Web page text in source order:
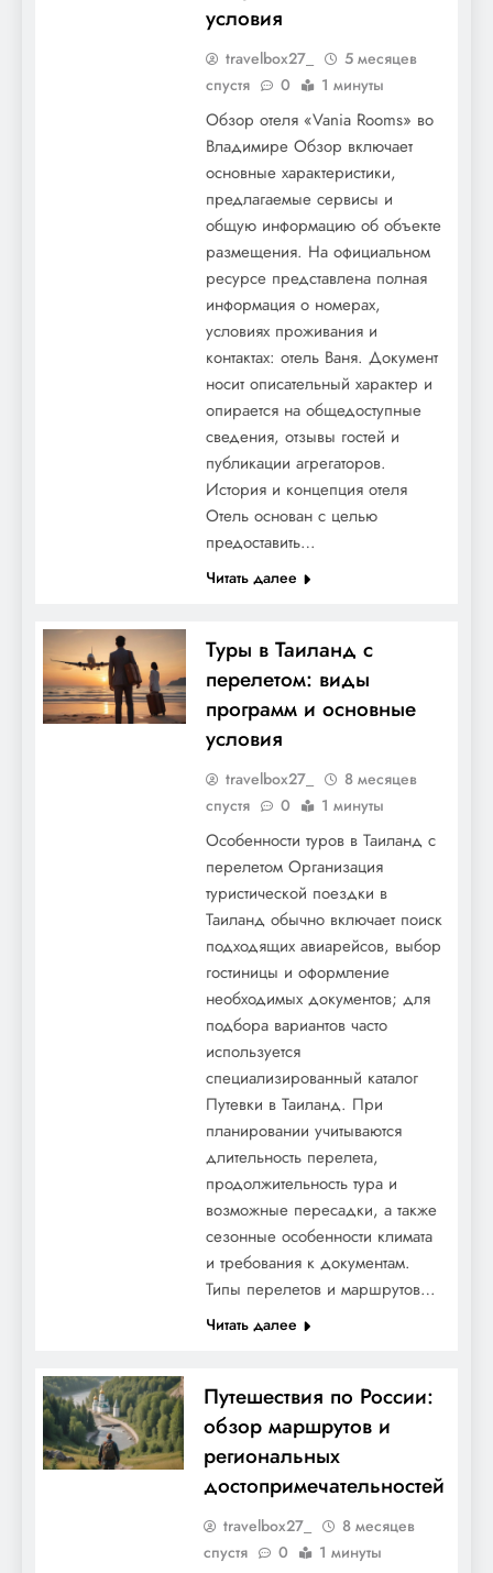
условия
travelbox27_
5 месяцев
спустя
0 1 минуты
Обзор отеля «Vania Rooms» во
Владимире Обзор включает
основные характеристики,
предлагаемые сервисы и
общую информацию об объекте
размещения. На официальном
ресурсе представлена полная
информация о номерах,
условиях проживания и
контактах: отель Ваня. Документ
носит описательный характер и
опирается на общедоступные
сведения, отзывы гостей и
публикации агрегаторов.
История и концепция отеля
Отель основан с целью
предоставить…
Читать далее
Туры в Таиланд с
перелетом: виды
программ и основные
условия
travelbox27_
8 месяцев
спустя
0 1 минуты
Особенности туров в Таиланд с
перелетом Организация
туристической поездки в
Таиланд обычно включает поиск
подходящих авиарейсов, выбор
гостиницы и оформление
необходимых документов; для
подбора вариантов часто
используется
специализированный каталог
Путевки в Таиланд. При
планировании учитываются
длительность перелета,
продолжительность тура и
возможные пересадки, а также
сезонные особенности климата
и требования к документам.
Типы перелетов и маршрутов…
Читать далее
Путешествия по России:
обзор маршрутов и
региональных
достопримечательностей
travelbox27_
8 месяцев
спустя
0 1 минуты